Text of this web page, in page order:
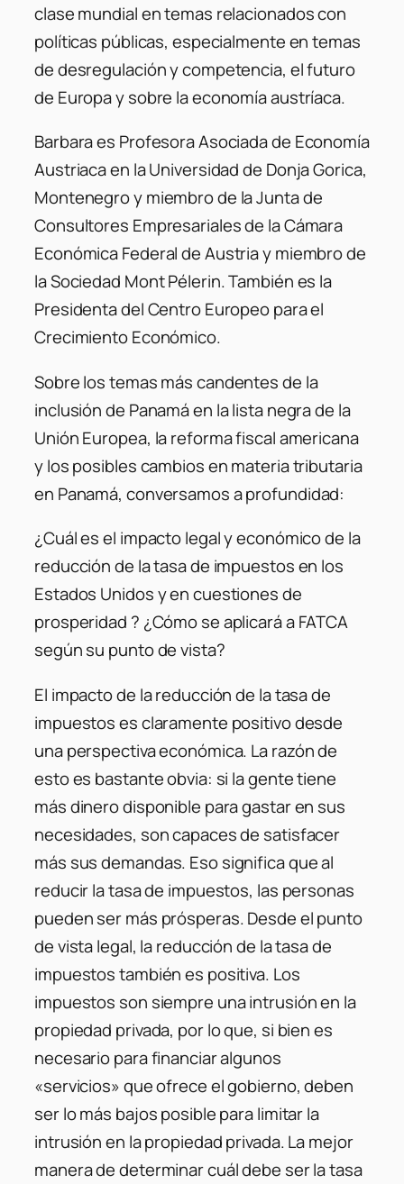
clase mundial en temas relacionados con
políticas públicas, especialmente en temas
de desregulación y competencia, el futuro
de Europa y sobre la economía austríaca.
Barbara es Profesora Asociada de Economía
Austriaca en la Universidad de Donja Gorica,
Montenegro y miembro de la Junta de
Consultores Empresariales de la Cámara
Económica Federal de Austria y miembro de
la Sociedad Mont Pélerin. También es la
Presidenta del Centro Europeo para el
Crecimiento Económico.
Sobre los temas más candentes de la
inclusión de Panamá en la lista negra de la
Unión Europea, la reforma fiscal americana
y los posibles cambios en materia tributaria
en Panamá, conversamos a profundidad:
¿Cuál es el impacto legal y económico de la
reducción de la tasa de impuestos en los
Estados Unidos y en cuestiones de
prosperidad ? ¿Cómo se aplicará a FATCA
según su punto de vista?
El impacto de la reducción de la tasa de
impuestos es claramente positivo desde
una perspectiva económica. La razón de
esto es bastante obvia: si la gente tiene
más dinero disponible para gastar en sus
necesidades, son capaces de satisfacer
más sus demandas. Eso significa que al
reducir la tasa de impuestos, las personas
pueden ser más prósperas. Desde el punto
de vista legal, la reducción de la tasa de
impuestos también es positiva. Los
impuestos son siempre una intrusión en la
propiedad privada, por lo que, si bien es
necesario para financiar algunos
«servicios» que ofrece el gobierno, deben
ser lo más bajos posible para limitar la
intrusión en la propiedad privada. La mejor
manera de determinar cuál debe ser la tasa